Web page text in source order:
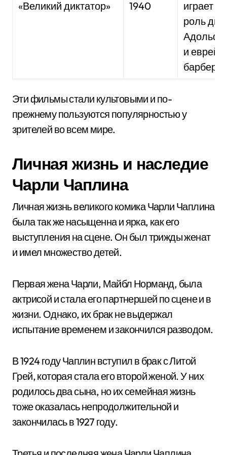
«Великий диктатор» 1940
играет
роль
Адольфа
и
барбера.
Эти фильмы стали культовыми и по-
прежнему пользуются популярностью у
зрителей во всем мире.
Личная жизнь и наследие
Чарли Чаплина
Личная жизнь великого комика Чарли Чаплина
была так же насыщенна и ярка, как его
выступления на сцене. Он был трижды женат
и имел множество детей.
Первая жена Чарли, Майбл Норманд, была
актрисой и стала его партнершей по сцене и в
жизни. Однако, их брак не выдержал
испытание временем и закончился разводом.
В 1924 году Чаплин вступил в брак с Литой
Грей, которая стала его второй женой. У них
родилось два сына, но их семейная жизнь
тоже оказалась непродолжительной и
закончилась в 1927 году.